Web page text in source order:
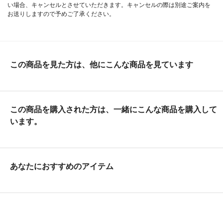
い場合、キャンセルとさせていただきます。キャンセルの際は別途ご案内を
お送りしますので予めご了承ください。
この商品を見た方は、他にこんな商品を見ています
この商品を購入された方は、一緒にこんな商品を購入して
います。
あなたにおすすめのアイテム